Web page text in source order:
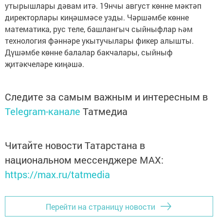
утырышлары дәвам итә. 19нчы август көнне мәктәп
директорлары киңәшмәсе узды. Чәршәмбе көнне
математика, рус теле, башлангыч сыйныфлар һәм
технология фәннәре укытучылары фикер алышты.
Дүшәмбе көнне балалар бакчалары, сыйныф
җитәкчеләре киңәшә.
Следите за самым важным и интересным в
Telegram-канале Татмедиа
Читайте новости Татарстана в
национальном мессенджере MАХ:
https://max.ru/tatmedia
Перейти на страницу новости